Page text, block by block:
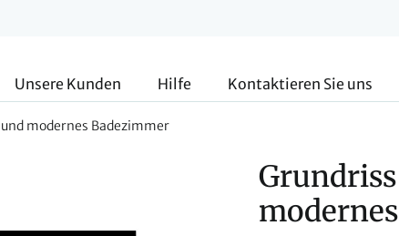
Unsere Kunden Hilfe Kontaktieren Sie uns
modernes Badezimmer